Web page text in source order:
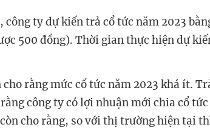
công ty dự kiến trả cổ tức năm 2023
500 đồng). Thời gian thực hiện dự
rằng mức cổ tức năm 2023 khá ít.
công ty có lợi nhuận mới chia cổ tức
cho rằng, so với thị trường hiện tại